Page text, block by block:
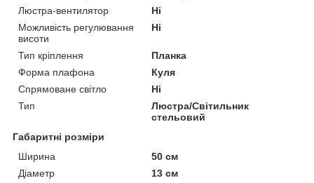
Люстра-вентилятор
Ні
Можливість регулювання
висоти
Ні
Тип кріплення
Планка
Форма плафона
Куля
Спрямоване світло
Ні
Тип
Люстра/Світильник
стельовий
Габаритні розміри
Ширина
50 см
Діаметр
13 см